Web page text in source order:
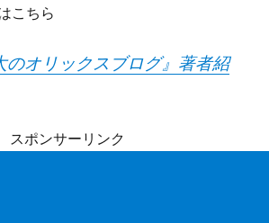
こちら
のオリックスブログ』著者紹
スポンサーリンク